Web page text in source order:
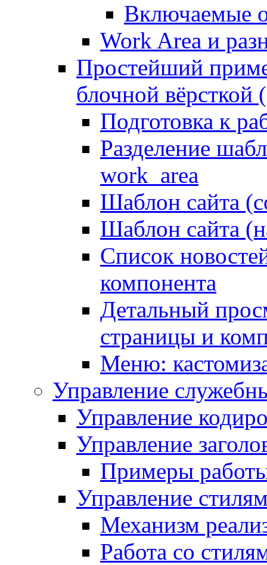
Включаемые
Work Area и
Простейший
блочной вёрсткой
Подготовка к
Разделение
work_area
Шаблон сайта
Шаблон сайта
Список
компонента
Детальный
страницы и
Меню:
Управление
Управление
Управление
Примеры
Управление
Механизм
Работа со